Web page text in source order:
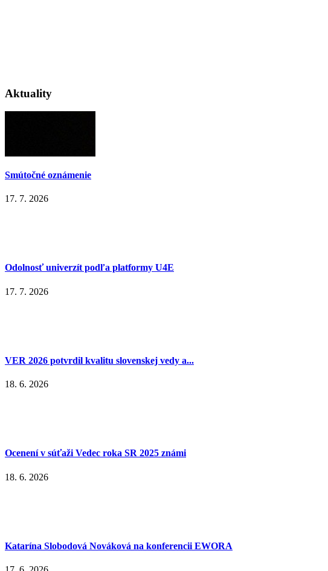
Aktuality
Smútočné oznámenie
17. 7. 2026
Odolnosť univerzít podľa platformy U4E
17. 7. 2026
VER 2026 potvrdil kvalitu slovenskej vedy a...
18. 6. 2026
Ocenení v súťaži Vedec roka SR 2025 známi
18. 6. 2026
Katarína Slobodová Nováková na konferencii EWORA